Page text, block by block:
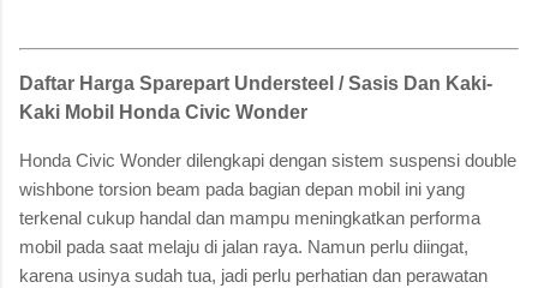
Daftar Harga Sparepart Understeel / Sasis Dan Kaki-
Kaki Mobil Honda Civic Wonder
Honda Civic Wonder dilengkapi dengan sistem suspensi double
wishbone torsion beam pada bagian depan mobil ini yang
terkenal cukup handal dan mampu meningkatkan performa
mobil pada saat melaju di jalan raya. Namun perlu diingat,
karena usinya sudah tua, jadi perlu perhatian dan perawatan